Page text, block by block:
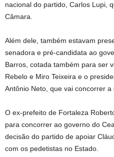
nacional do partido, Carlos Lupi,
Câmara.
Além dele, também estavam
senadora e pré-candidata ao
Barros, cotada também para ser
Rebelo e Miro Teixeira e o
Antônio Neto, que vai concorrer a
O ex-prefeito de Fortaleza
para concorrer ao governo do
decisão do partido de apoiar
com os pedetistas no Estado.